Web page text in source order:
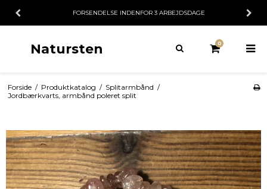
FORSENDELSE INDENFOR 3 ARBEJDSDAGE
Natursten 0
Forside / Produktkatalog / Splitarmbånd /
Jordbærkvarts, armbånd poleret split